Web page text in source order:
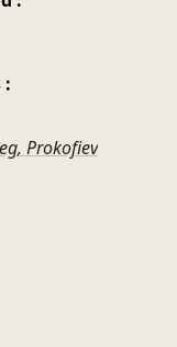
:
Prokofiev